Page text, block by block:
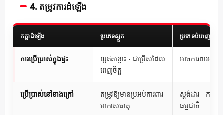
4. តម្រូវការដំឡើង
កត្តាដំឡើង ប្រភេទស្ងួត ប្រភេទបំពេញដោយ
ការប្រើប្រាស់ក្នុងផ្ទះ
ល្អឥតខ្ចោះ - ជម្រើសដែល
ពេញចិត្ត
អាចការពារអគ្គី
ប្រើប្រាស់នៅខាងក្រៅ
តម្រូវឱ្យមានប្រអប់ការពារ
អាកាសធាតុ
ស្តង់ដារ - ការព
ធម្មជាតិ